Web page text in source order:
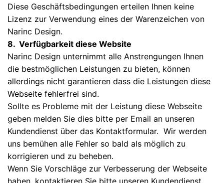
Diese Geschäftsbedingungen erteilen Ihnen keine
Lizenz zur Verwendung eines der Warenzeichen von
Narinc Design.
8. Verfügbarkeit diese Website
Narinc Design unternimmt alle Anstrengungen Ihnen
die bestmöglichen Leistungen zu bieten, können
allerdings nicht garantieren dass die Leistungen diese
Webseite fehlerfrei sind.
Sollte es Probleme mit der Leistung diese Webseite
geben melden Sie dies bitte per Email an unseren
Kundendienst über das Kontaktformular. Wir werden
uns bemühen alle Fehler so bald als möglich zu
korrigieren und zu beheben.
Wenn Sie Vorschläge zur Verbesserung der Webseite